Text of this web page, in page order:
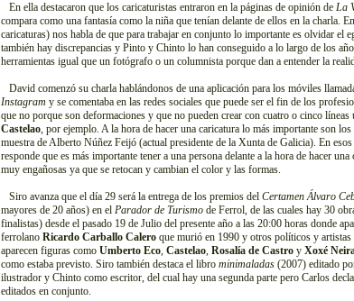
En ella destacaron que los caricaturistas entraron en la páginas de opinión de La
compara como una fantasía como la niña que tenían delante de ellos en la charla.
caricaturas) nos habla de que para trabajar en conjunto lo importante es olvidar el
también hay discrepancias y Pinto y Chinto lo han conseguido a lo largo de los
herramientas igual que un fotógrafo o un columnista porque dan a entender la
David comenzó su charla hablándonos de una aplicación para los móviles
Instagram y se comentaba en las redes sociales que puede ser el fin de los
que no porque son deformaciones y que no pueden crear con cuatro o cinco líneas
Castelao, por ejemplo. A la hora de hacer una caricatura lo más importante son los
muestra de Alberto Núñez Feijó (actual presidente de la Xunta de Galicia). En
responde que es más importante tener a una persona delante a la hora de hacer
muy engañosas ya que se retocan y cambian el color y las formas.
Siro avanza que el día 29 será la entrega de los premios del Certamen Álvaro
mayores de 20 años) en el Parador de Turismo de Ferrol, de las cuales hay 30
finalistas) desde el pasado 19 de Julio del presente año a las 20:00 horas donde
ferrolano Ricardo Carballo Calero que murió en 1990 y otros políticos y
aparecen figuras como Umberto Eco, Castelao, Rosalía de Castro y Xoxé
como estaba previsto. Siro también destaca el libro minimaladas (2007) editado
ilustrador y Chinto como escritor, del cual hay una segunda parte pero Carlos
editados en conjunto.